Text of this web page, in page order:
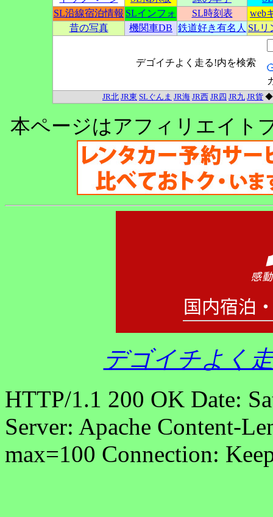
SL沿線宿泊情報 SLインフォ SL時刻表
web
昔の写真
機関車DB 鉄道好き有名人 SLリ
デゴイチよく走る!内を検索
JR北 JR東 SLぐんま JR海 JR西 JR四 JR九 JR貨
本ページはアフィリエイト
デゴイチよく
HTTP/1.1 200 OK Date:
Server: Apache Content-
max=100 Connection: